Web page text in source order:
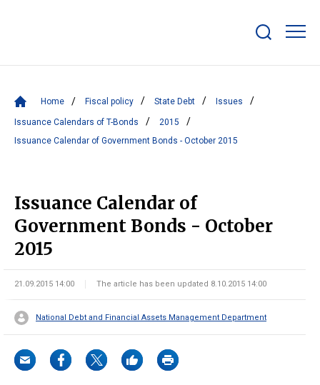
bar
Home Fiscal policy State Debt Issues
Issuance Calendars of T-Bonds
2015
Issuance Calendar of Government Bonds - October 2015
Issuance Calendar of
Government Bonds - October
2015
21.09.2015 14:00 The article has been updated 8.10.2015 14:00
National Debt and Financial Assets Management Department